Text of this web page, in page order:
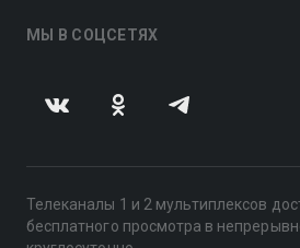
МЫ В СОЦСЕТЯХ
Телеканалы 1 и 2 мультиплексов
бесплатного просмотра в